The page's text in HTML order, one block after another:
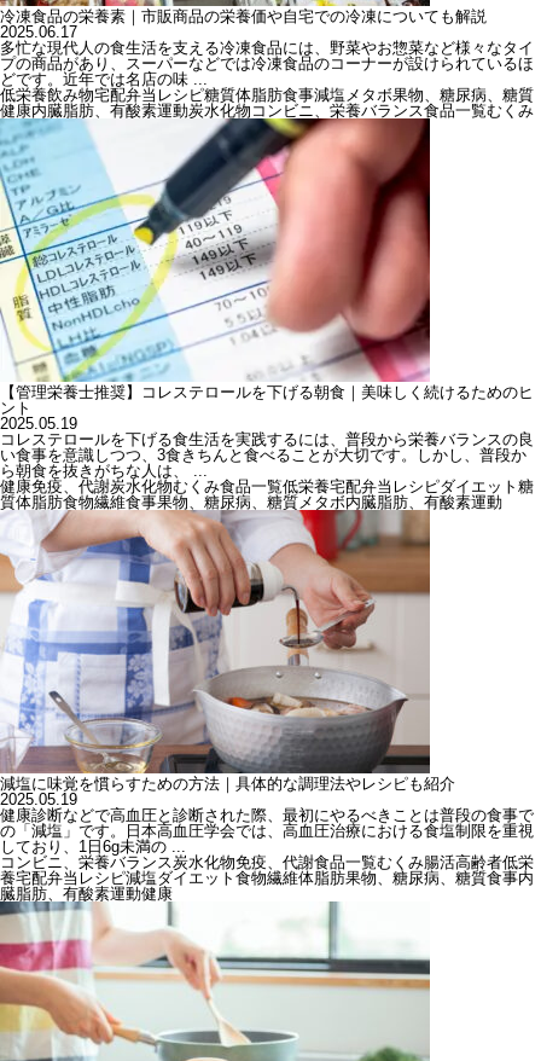
冷凍食品の栄養素｜市販商品の栄養価や自宅での冷凍についても解説
2025.06.17
多忙な現代人の食生活を支える冷凍食品には、野菜やお惣菜など様々なタイ
プの商品があり、スーパーなどでは冷凍食品のコーナーが設けられているほ
どです。近年では名店の味 ...
低栄養飲み物宅配弁当 レシピ糖質体脂肪食事減塩 メタボ果物、糖尿病、糖質
健康内臓脂肪、有酸素運動炭水化物 コンビニ、栄養バランス食品一覧むくみ
【管理栄養士推奨】コレステロールを下げる朝食｜美味しく続けるためのヒ
ント
2025.05.19
コレステロールを下げる食生活を実践するには、普段から栄養バランスの良
い食事を意識しつつ、3食きちんと食べることが大切です。しかし、普段か
ら朝食を抜きがちな人は、 ...
健康免疫、代謝炭水化物むくみ食品一覧低栄養宅配弁当 レシピダイエット 糖
質体脂肪食物繊維食事果物、糖尿病、糖質メタボ内臓脂肪、有酸素運動
減塩に味覚を慣らすための方法｜具体的な調理法やレシピも紹介
2025.05.19
健康診断などで高血圧と診断された際、最初にやるべきことは普段の食事で
の「減塩」です。日本高血圧学会では、高血圧治療における食塩制限を重視
しており、1日6g未満の ...
コンビニ、栄養バランス炭水化物免疫、代謝食品一覧むくみ腸活高齢者低栄
養宅配弁当 レシピ減塩ダイエット 食物繊維体脂肪果物、糖尿病、糖質食事内
臓脂肪、有酸素運動健康